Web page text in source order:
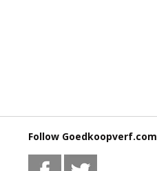
Follow Goedkoopverf.com